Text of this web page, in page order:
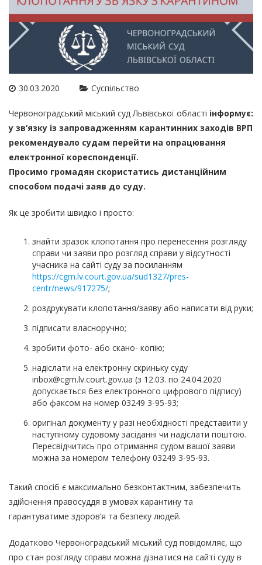
30.03.2020 Суспільство
Червоноградський міський суд Львівської області інформує:
у зв‘язку із запровадженням карантинних заходів ВРП
рекомендувало судам перейти на опрацювання
електронної кореспонденції.
Просимо громадян скористатись дистанційним
способом подачі заяв до суду.
Як це зробити швидко і просто:
знайти зразок клопотання про перенесення розгляду
справи чи заяви про розгляд справи у відсутності
учасника на сайті суду за посиланням
https://cgm.lv.court.gov.ua/sud1327/pres-
centr/news/917275/;
роздрукувати клопотання/заяву або написати від руки;
підписати власноручно;
зробити фото- або скано- копію;
надіслати на електронну скриньку суду
inbox@cgm.lv.court.gov.ua (з 12.03. по 24.04.2020
допускається без електронного цифрового підпису)
або факсом на номер 03249 3-95-93;
оригінал документу у разі необхідності представити у
наступному судовому засіданні чи надіслати поштою.
Пересвідчитись про отримання судом вашої заяви
можна за номером телефону 03249 3-95-93.
Такий спосіб є максимально безконтактним, забезпечить
здійснення правосуддя в умовах карантину та
гарантуватиме здоров’я та безпеку людей.
Додатково Червоноградський міський суд повідомляє, що
про стан розгляду справи можна дізнатися на сайті суду в